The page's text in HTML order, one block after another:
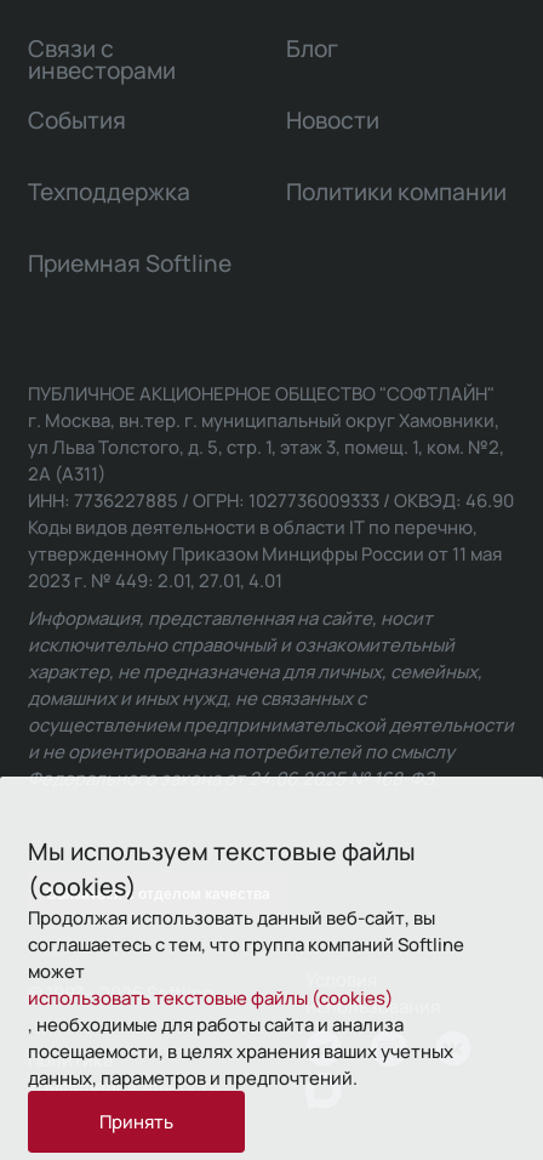
Мы используем текстовые файлы
(cookies)
Продолжая использовать данный веб-сайт, вы
соглашаетесь с тем, что группа компаний Softline
может
использовать текстовые файлы (cookies)
, необходимые для работы сайта и анализа
посещаемости, в целях хранения ваших учетных
данных, параметров и предпочтений.
Принять
Связи с
инвесторами
Блог
События Новости
Техподдержка Политики компании
Приемная Softline
Связаться с отделом качества
ПУБЛИЧНОЕ АКЦИОНЕРНОЕ ОБЩЕСТВО "СОФТЛАЙН"
г. Москва, вн.тер. г. муниципальный округ Хамовники,
ул Льва Толстого, д. 5, стр. 1, этаж 3, помещ. 1, ком. №2,
2А (А311)
ИНН: 7736227885 / ОГРН: 1027736009333 / ОКВЭД: 46.90
Коды видов деятельности в области IT по перечню,
утвержденному Приказом Минцифры России от 11 мая
2023 г. № 449: 2.01, 27.01, 4.01
Информация, представленная на сайте, носит
исключительно справочный и ознакомительный
характер, не предназначена для личных, семейных,
домашних и иных нужд, не связанных с
осуществлением предпринимательской деятельности
и не ориентирована на потребителей по смыслу
Федерального закона от 24.06.2025 № 168-ФЗ.
© 1993—2026 Softline
использования
Политика
конфиденциальности